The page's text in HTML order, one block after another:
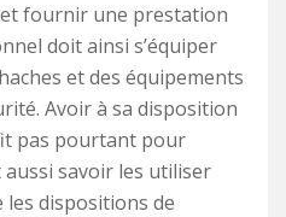
fournir une prestation
doit ainsi s’équiper
et des équipements
Avoir à sa disposition
pas pourtant pour
savoir les utiliser
dispositions de